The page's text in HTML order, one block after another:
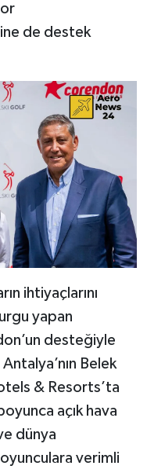
de destek
ihtiyaçlarını
yapan
desteğiyle
Belek
& Resorts’ta
açık hava
dünya
verimli